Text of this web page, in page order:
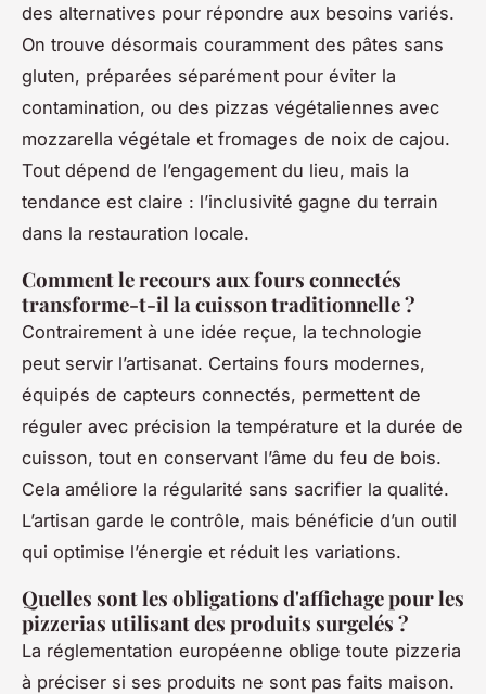
des alternatives pour répondre aux besoins variés.
On trouve désormais couramment des pâtes sans
gluten, préparées séparément pour éviter la
contamination, ou des pizzas végétaliennes avec
mozzarella végétale et fromages de noix de cajou.
Tout dépend de l’engagement du lieu, mais la
tendance est claire : l’inclusivité gagne du terrain
dans la restauration locale.
Comment le recours aux fours connectés
transforme-t-il la cuisson traditionnelle ?
Contrairement à une idée reçue, la technologie
peut servir l’artisanat. Certains fours modernes,
équipés de capteurs connectés, permettent de
réguler avec précision la température et la durée de
cuisson, tout en conservant l’âme du feu de bois.
Cela améliore la régularité sans sacrifier la qualité.
L’artisan garde le contrôle, mais bénéficie d’un outil
qui optimise l’énergie et réduit les variations.
Quelles sont les obligations d'affichage pour les
pizzerias utilisant des produits surgelés ?
La réglementation européenne oblige toute pizzeria
à préciser si ses produits ne sont pas faits maison.